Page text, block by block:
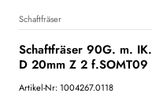
Schaftfräser
Schaftfräser 90G. m. IK.
D 20mm Z 2 f.SOMT09
Artikel-Nr: 1004267.0118